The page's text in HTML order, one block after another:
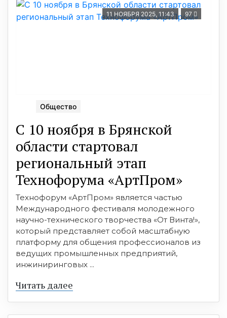
11 НОЯБРЯ 2025, 11:43 97
Общество
С 10 ноября в Брянской
области стартовал
региональный этап
Технофорума «АртПром»
Технофорум «АртПром» является частью
Международного фестиваля молодежного
научно-технического творчества «От Винта!»,
который представляет собой масштабную
платформу для общения профессионалов из
ведущих промышленных предприятий,
инжиниринговых ...
Читать далее